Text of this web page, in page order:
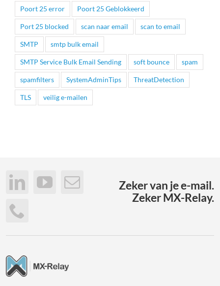
Poort 25 error Poort 25 Geblokkeerd
Port 25 blocked scan naar email scan to email
SMTP smtp bulk email
SMTP Service Bulk Email Sending soft bounce spam
spamfilters SystemAdminTips ThreatDetection
TLS veilig e-mailen
Zeker van je e-mail.
Zeker MX-Relay.